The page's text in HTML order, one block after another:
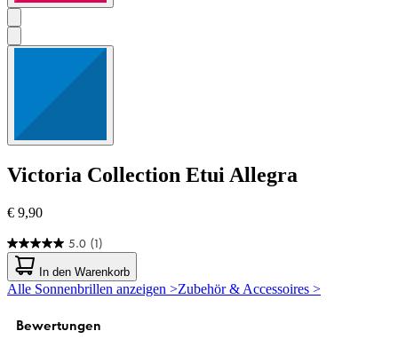
Victoria Collection Etui Allegra
€ 9,90
5.0 (1)
5.0
von
5
Sternen.
Bewertung
In den Warenkorb
Alle Sonnenbrillen anzeigen >Zubehör & Accessoires >